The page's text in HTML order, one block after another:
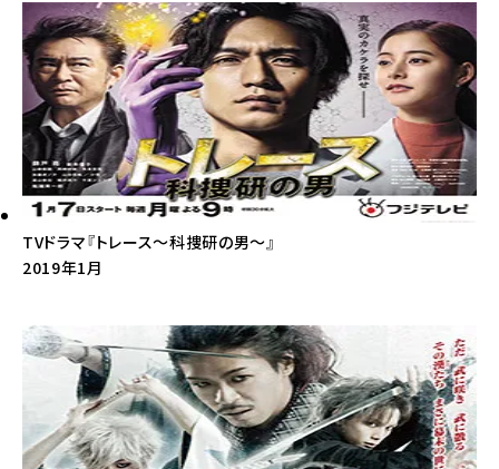
TVドラマ『トレース～科捜研の男～』
2019年1月